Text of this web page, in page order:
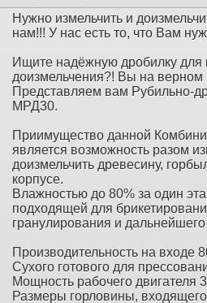
Нужно измельчить и
нам!!! У нас есть то, что Вам
Ищите надёжную дробилку для
доизмельчения?! Вы на верном
Представляем вам Рубильно-
МРД30.
Приимущество данной
является возможность разом
доизмельчить древесину,
корпусе.
Влажностью до 80% за один
подходящей для
гранулирования и
Производительность на входе
Сухого готового для
Мощность рабочего двигателя
Размеры горловины,